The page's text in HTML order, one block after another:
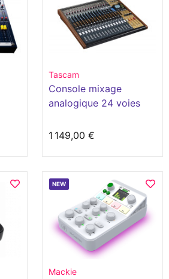
Tascam
Console mixage
analogique 24 voies
1 149,00 €
NEW
Mackie